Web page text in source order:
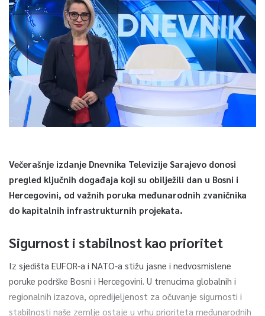
Večerašnje izdanje Dnevnika Televizije Sarajevo donosi
pregled ključnih događaja koji su obilježili dan u Bosni i
Hercegovini, od važnih poruka međunarodnih zvaničnika
do kapitalnih infrastrukturnih projekata.
Sigurnost i stabilnost kao prioritet
Iz sjedišta EUFOR-a i NATO-a stižu jasne i nedvosmislene
poruke podrške Bosni i Hercegovini. U trenucima globalnih i
regionalnih izazova, opredijeljenost za očuvanje sigurnosti i
stabilnosti naše zemlje ostaje u vrhu prioriteta međunarodnih